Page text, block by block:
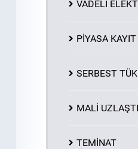
VADELİ
PİYASAKAYIT
SERBEST
MALİ
TEMİNAT